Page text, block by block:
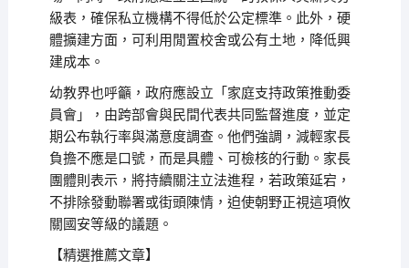
級表，確保私立機構不得低於公定標準。此外，硬
體擴建方面，可利用閒置校舍或公有土地，降低興
建成本。
幼教界也呼籲，政府應設立「家庭支持政策推動委
員會」，由跨部會與民間代表共同監督進度，並定
期公布執行率與滿意度調查。他們強調，減輕家長
負擔不應是口號，而是具體、可檢核的行動。家長
團體則表示，將持續關注立法進程，若政策延宕，
不排除發動聯署或街頭陳情，迫使朝野正視這項攸
關國安等級的議題。
【精選推薦文章】